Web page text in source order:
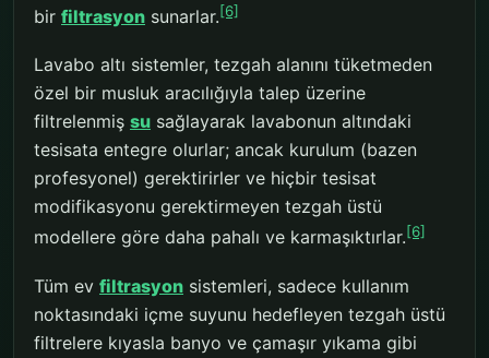
bir filtrasyon sunarlar.[6]
Lavabo altı sistemler, tezgah alanını tüketmeden
özel bir musluk aracılığıyla talep üzerine
filtrelenmiş su sağlayarak lavabonun altındaki
tesisata entegre olurlar; ancak kurulum (bazen
profesyonel) gerektirirler ve hiçbir tesisat
modifikasyonu gerektirmeyen tezgah üstü
modellere göre daha pahalı ve karmaşıktırlar.[6]
Tüm ev filtrasyon sistemleri, sadece kullanım
noktasındaki içme suyunu hedefleyen tezgah üstü
filtrelere kıyasla banyo ve çamaşır yıkama gibi